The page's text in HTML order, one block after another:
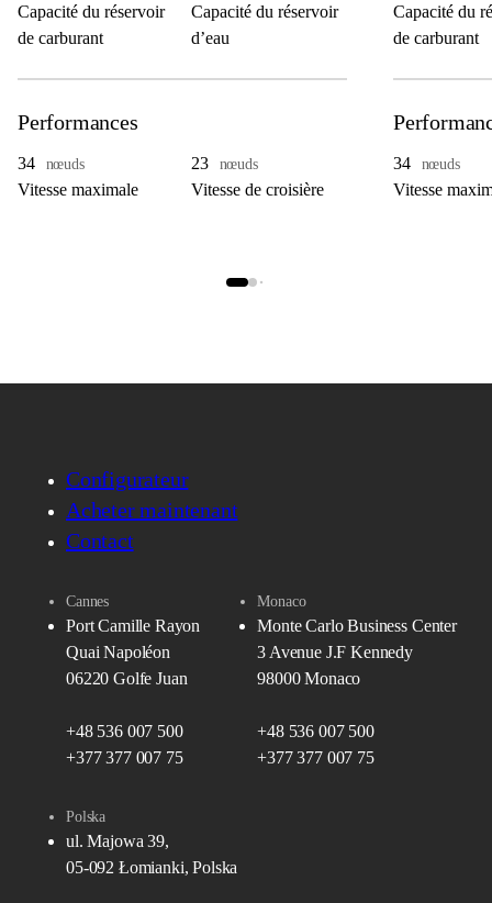
Capacité du réservoir
de carburant
Capacité du réservoir
d’eau
Performances
34 nœuds
Vitesse maximale
23 nœuds
Vitesse de croisière
Capacité du
de carburant
34 nœuds
Vitesse
Configurateur
Acheter maintenant
Contact
Cannes
Port Camille Rayon
Quai Napoléon
06220 Golfe Juan
+48 536 007 500
+377 377 007 75
Monaco
Monte Carlo Business Center
3 Avenue J.F Kennedy
98000 Monaco
+48 536 007 500
+377 377 007 75
Polska
ul. Majowa 39,
05-092 Łomianki, Polska